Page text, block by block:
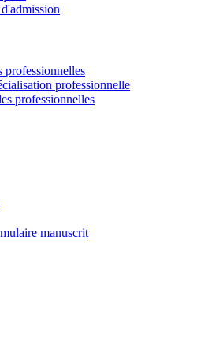
professionnelles
professionnelle
professionnelles
manuscrit